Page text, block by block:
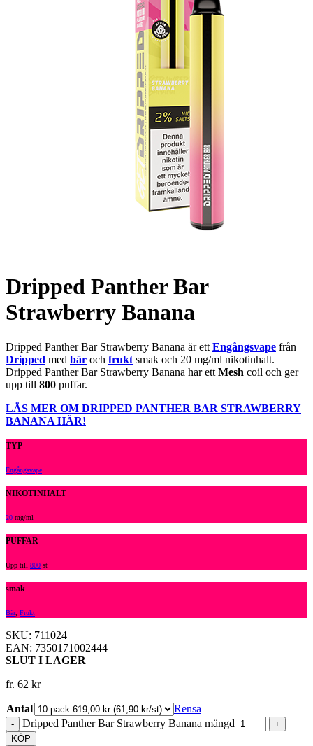
Dripped Panther Bar
Strawberry Banana
Dripped Panther Bar Strawberry Banana är ett Engångsvape från
Dripped med bär och frukt smak och 20 mg/ml nikotinhalt.
Dripped Panther Bar Strawberry Banana har ett Mesh coil och ger
upp till 800 puffar.
LÄS MER OM DRIPPED PANTHER BAR STRAWBERRY
BANANA HÄR!
TYP
Engångsvape
NIKOTINHALT
20 mg/ml
PUFFAR
Upp till 800 st
smak
Bär, Frukt
SKU: 711024
EAN: 7350171002444
SLUT I LAGER
fr. 62 kr
Antal
Rensa
Dripped Panther Bar Strawberry Banana mängd
KÖP